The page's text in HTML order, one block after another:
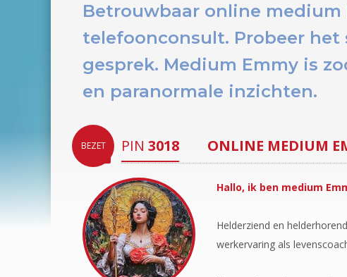
Betrouwbaar online
telefoonconsult. Probeer
gesprek. Medium Emmy is
en paranormale inzichten.
BEZET PIN 3018 ONLINE MEDIUM
Hallo, ik ben medium
Helderziend en
werkervaring als